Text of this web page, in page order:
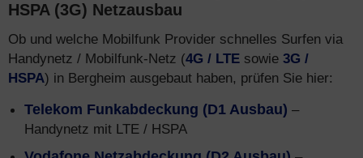
HSPA (3G) Netzausbau
Ob und welche Mobilfunk Provider schnelles Surfen via
Handynetz / Mobilfunk-Netz (4G / LTE sowie 3G /
HSPA) in Bergheim ausgebaut haben, prüfen Sie hier:
Telekom Funkabdeckung (D1 Ausbau) –
Handynetz mit LTE / HSPA